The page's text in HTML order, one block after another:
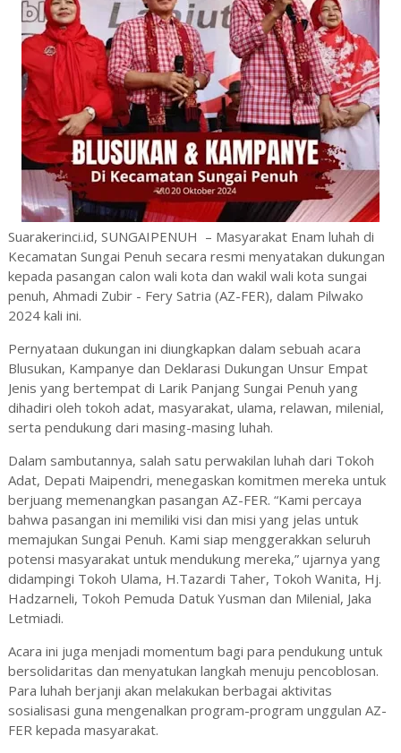
Suarakerinci.id, SUNGAIPENUH – Masyarakat Enam luhah di
Kecamatan Sungai Penuh secara resmi menyatakan dukungan
kepada pasangan calon wali kota dan wakil wali kota sungai
penuh, Ahmadi Zubir - Fery Satria (AZ-FER), dalam Pilwako
2024 kali ini.
Pernyataan dukungan ini diungkapkan dalam sebuah acara
Blusukan, Kampanye dan Deklarasi Dukungan Unsur Empat
Jenis yang bertempat di Larik Panjang Sungai Penuh yang
dihadiri oleh tokoh adat, masyarakat, ulama, relawan, milenial,
serta pendukung dari masing-masing luhah.
Dalam sambutannya, salah satu perwakilan luhah dari Tokoh
Adat, Depati Maipendri, menegaskan komitmen mereka untuk
berjuang memenangkan pasangan AZ-FER. “Kami percaya
bahwa pasangan ini memiliki visi dan misi yang jelas untuk
memajukan Sungai Penuh. Kami siap menggerakkan seluruh
potensi masyarakat untuk mendukung mereka,” ujarnya yang
didampingi Tokoh Ulama, H.Tazardi Taher, Tokoh Wanita, Hj.
Hadzarneli, Tokoh Pemuda Datuk Yusman dan Milenial, Jaka
Letmiadi.
Acara ini juga menjadi momentum bagi para pendukung untuk
bersolidaritas dan menyatukan langkah menuju pencoblosan.
Para luhah berjanji akan melakukan berbagai aktivitas
sosialisasi guna mengenalkan program-program unggulan AZ-
FER kepada masyarakat.